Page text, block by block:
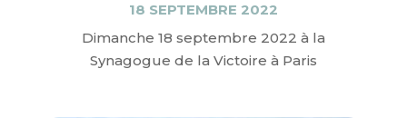
18 SEPTEMBRE 2022
Dimanche 18 septembre 2022 à la
Synagogue de la Victoire à Paris